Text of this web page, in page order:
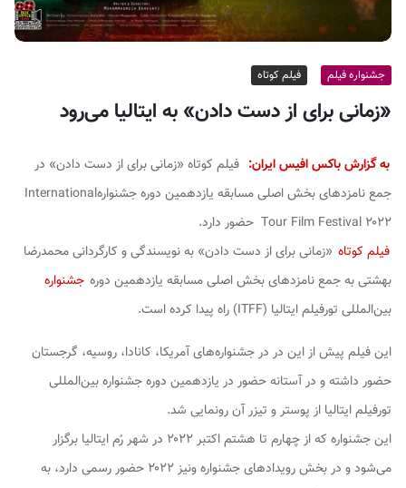
جشنواره فیلم فیلم کوتاه
«زمانی برای از دست دادن» به ایتالیا می‌رود
به گزارش باکس افیس ایران: فیلم کوتاه «زمانی برای از دست دادن» در
جمع نامزدهای بخش اصلی مسابقه یازدهمین دوره جشنوارهInternational
Tour Film Festival ۲۰۲۲ حضور دارد.
فیلم کوتاه «زمانی برای از دست دادن» به نویسندگی و کارگردانی محمدرضا
بهشتی به جمع نامزدهای بخش اصلی مسابقه یازدهمین دوره جشنواره
بین‌المللی تورفیلم ایتالیا (ITFF) راه پیدا کرده است.
این فیلم پیش از این در در جشنواره‌های آمریکا، کانادا، روسیه، گرجستان
حضور داشته و در آستانه حضور در یازدهمین دوره جشنواره بین‌المللی
تورفیلم ایتالیا از پوستر و تیزر آن رونمایی شد.
این جشنواره که از چهارم تا هشتم اکتبر ۲۰۲۲ در شهر رُم ایتالیا برگزار
می‌شود و در بخش رویدادهای جشنواره ونیز ۲۰۲۲ حضور رسمی دارد، به